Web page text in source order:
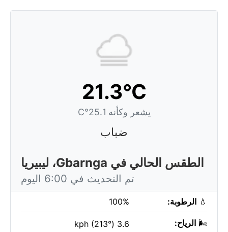
21.3°C
يشعر وكأنه 25.1°C
ضباب
الطقس الحالي في Gbarnga، ليبيريا
تم التحديث في 6:00 اليوم
💧 الرطوبة: 100%
🌬️ الرياح: 3.6 kph (213°)